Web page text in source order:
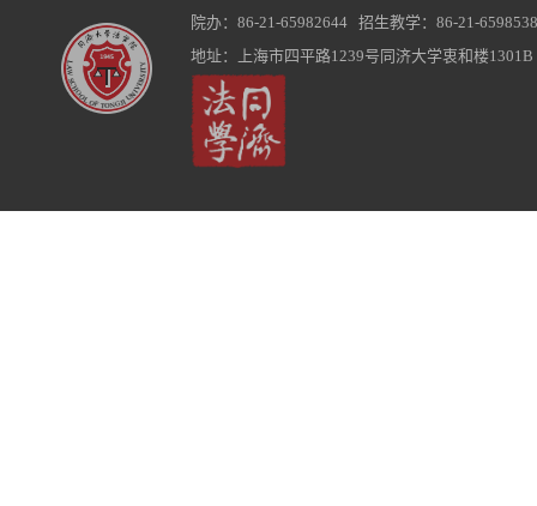
院办：86-21-65982644 招生教学：86-21-
地址：上海市四平路1239号同济大学衷和楼1301B